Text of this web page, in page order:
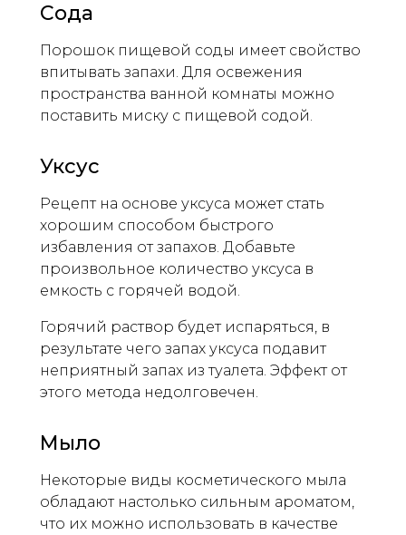
Сода
Порошок пищевой соды имеет свойство
впитывать запахи. Для освежения
пространства ванной комнаты можно
поставить миску с пищевой содой.
Уксус
Рецепт на основе уксуса может стать
хорошим способом быстрого
избавления от запахов. Добавьте
произвольное количество уксуса в
емкость с горячей водой.
Горячий раствор будет испаряться, в
результате чего запах уксуса подавит
неприятный запах из туалета. Эффект от
этого метода недолговечен.
Мыло
Некоторые виды косметического мыла
обладают настолько сильным ароматом,
что их можно использовать в качестве